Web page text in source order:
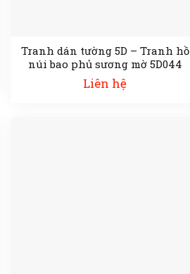
Tranh dán tường 5D – Tranh hồ
núi bao phủ sương mờ 5D044
Liên hệ